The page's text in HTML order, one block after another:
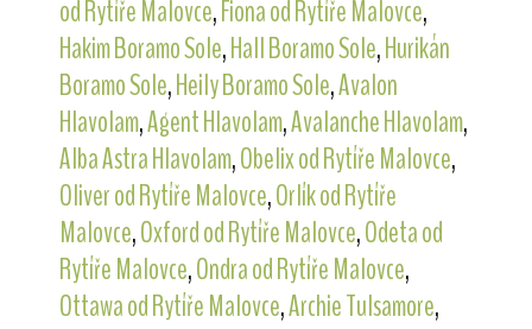
od Rytíře Malovce,Fiona od Rytíře Malovce,
Hakim Boramo Sole,Hall Boramo Sole,Hurikán
Boramo Sole,Heily Boramo Sole,Avalon
Hlavolam,Agent Hlavolam,Avalanche Hlavolam,
Alba Astra Hlavolam,Obelix od Rytíře Malovce,
Oliver od Rytíře Malovce,Orlík od Rytíře
Malovce,Oxford od Rytíře Malovce,Odeta od
Rytíře Malovce,Ondra od Rytíře Malovce,
Ottawa od Rytíře Malovce,Archie Tulsamore,